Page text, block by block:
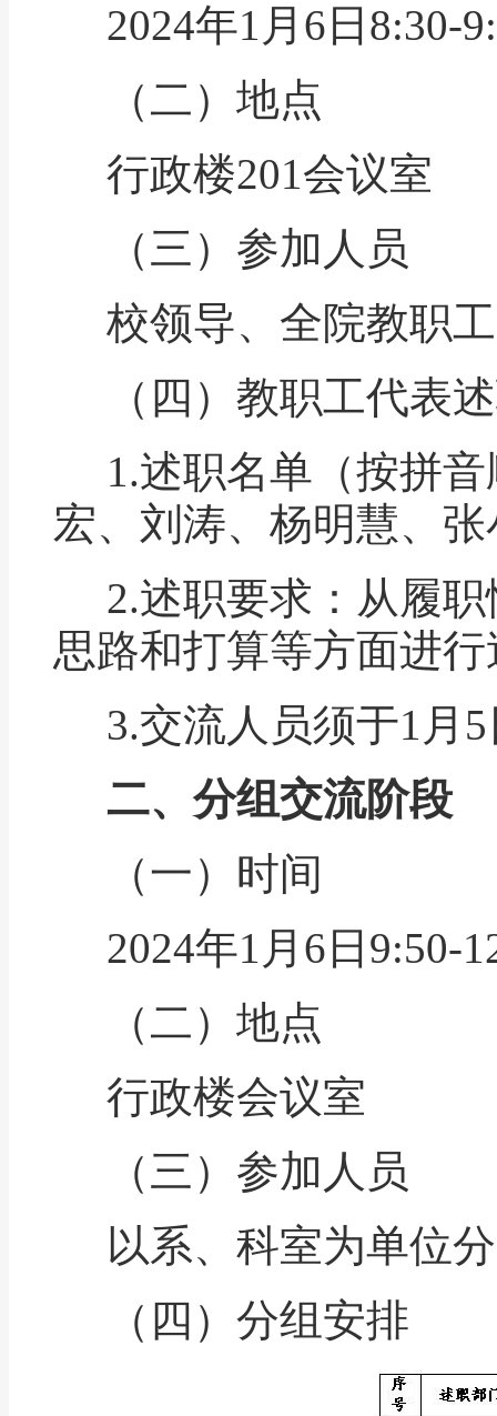
2024年1 月 6 日 8:30-
（二）地点
行政楼201会议室
（三）参加人员
校领导、全院教职工
（四）教职工代表
1.述职名单（按拼
宏、刘涛、杨明慧、
2.述职要求：从履
思路和打算等方面进
3.交流人员须于1 月 5
二、分组交流阶段
（一）时间
2024年1 月 6 日 9:50-
（二）地点
行政楼会议室
（三）参加人员
以系、科室为单位
（四）分组安排